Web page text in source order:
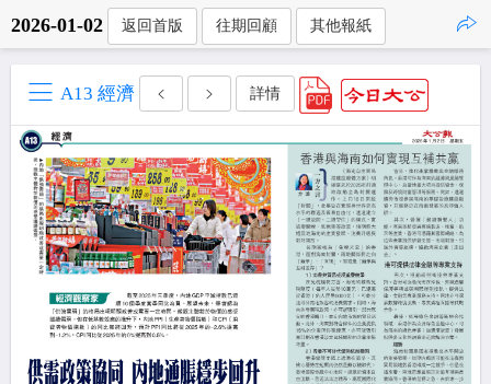
2026-01-02 返回首版 往期回顧 其他報紙
A13 經濟 詳情